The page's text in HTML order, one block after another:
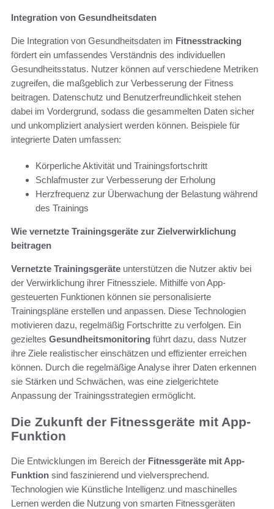
Integration von Gesundheitsdaten
Die Integration von Gesundheitsdaten im Fitnesstracking
fördert ein umfassendes Verständnis des individuellen
Gesundheitsstatus. Nutzer können auf verschiedene Metriken
zugreifen, die maßgeblich zur Verbesserung der Fitness
beitragen. Datenschutz und Benutzerfreundlichkeit stehen
dabei im Vordergrund, sodass die gesammelten Daten sicher
und unkompliziert analysiert werden können. Beispiele für
integrierte Daten umfassen:
Körperliche Aktivität und Trainingsfortschritt
Schlafmuster zur Verbesserung der Erholung
Herzfrequenz zur Überwachung der Belastung während
des Trainings
Wie vernetzte Trainingsgeräte zur Zielverwirklichung
beitragen
Vernetzte Trainingsgeräte unterstützen die Nutzer aktiv bei
der Verwirklichung ihrer Fitnessziele. Mithilfe von App-
gesteuerten Funktionen können sie personalisierte
Trainingspläne erstellen und anpassen. Diese Technologien
motivieren dazu, regelmäßig Fortschritte zu verfolgen. Ein
gezieltes Gesundheitsmonitoring führt dazu, dass Nutzer
ihre Ziele realistischer einschätzen und effizienter erreichen
können. Durch die regelmäßige Analyse ihrer Daten erkennen
sie Stärken und Schwächen, was eine zielgerichtete
Anpassung der Trainingsstrategien ermöglicht.
Die Zukunft der Fitnessgeräte mit App-
Funktion
Die Entwicklungen im Bereich der Fitnessgeräte mit App-
Funktion sind faszinierend und vielversprechend.
Technologien wie Künstliche Intelligenz und maschinelles
Lernen werden die Nutzung von smarten Fitnessgeräten